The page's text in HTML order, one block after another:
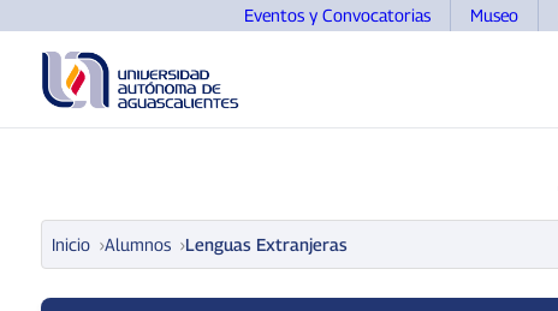
Eventos y Convocatorias Museo
Inicio Alumnos Lenguas Extranjeras